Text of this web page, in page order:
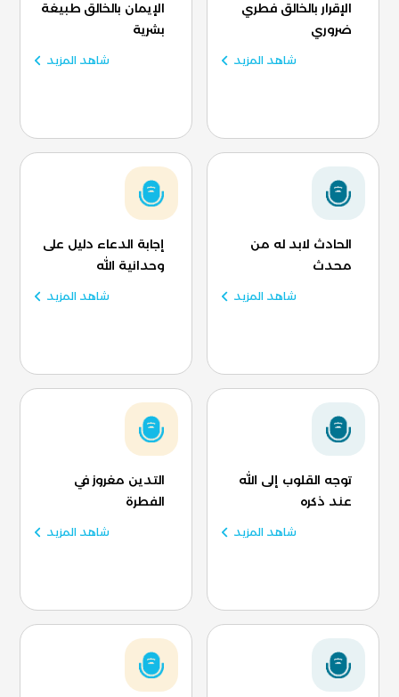
الإقرار بالخالق فطري
ضروري
شاهد المزيد
الإيمان بالخالق طبيغة
بشرية
شاهد المزيد
الحادث لابد له من
محدث
شاهد المزيد
إجابة الدعاء دليل على
وحدانية الله
شاهد المزيد
توجه القلوب إلى الله
عند ذكره
شاهد المزيد
التدين مغروز في
الفطرة
شاهد المزيد